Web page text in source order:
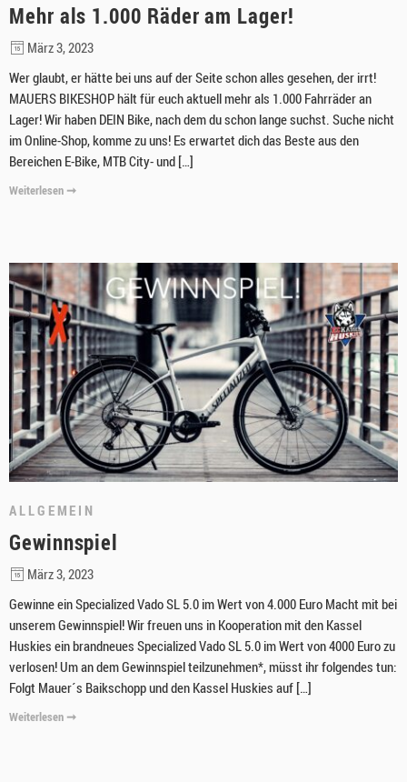
Mehr als 1.000 Räder am Lager!
März 3, 2023
Wer glaubt, er hätte bei uns auf der Seite schon alles gesehen, der irrt!
MAUERS BIKESHOP hält für euch aktuell mehr als 1.000 Fahrräder an
Lager! Wir haben DEIN Bike, nach dem du schon lange suchst. Suche nicht
im Online-Shop, komme zu uns! Es erwartet dich das Beste aus den
Bereichen E-Bike, MTB City- und […]
Weiterlesen ➞
ALLGEMEIN
Gewinnspiel
März 3, 2023
Gewinne ein Specialized Vado SL 5.0 im Wert von 4.000 Euro Macht mit bei
unserem Gewinnspiel! Wir freuen uns in Kooperation mit den Kassel
Huskies ein brandneues Specialized Vado SL 5.0 im Wert von 4000 Euro zu
verlosen! Um an dem Gewinnspiel teilzunehmen*, müsst ihr folgendes tun:
Folgt Mauer´s Baikschopp und den Kassel Huskies auf […]
Weiterlesen ➞